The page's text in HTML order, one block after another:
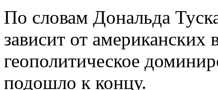
По словам Дональда
зависит от американских
геополитическое
подошло к концу.